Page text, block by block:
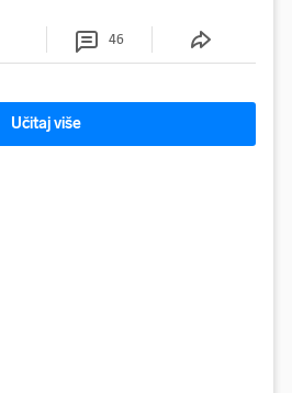
redar
46
Učitaj više